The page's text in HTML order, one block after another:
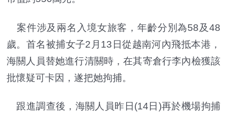
案件涉及兩名入境女旅客，年齡分別為58及48
歲。首名被捕女子2月13日從越南河內飛抵本港，
海關人員替她進行清關時，在其寄倉行李內檢獲該
批懷疑可卡因，遂把她拘捕。
跟進調查後，海關人員昨日(14日)再於機場拘捕